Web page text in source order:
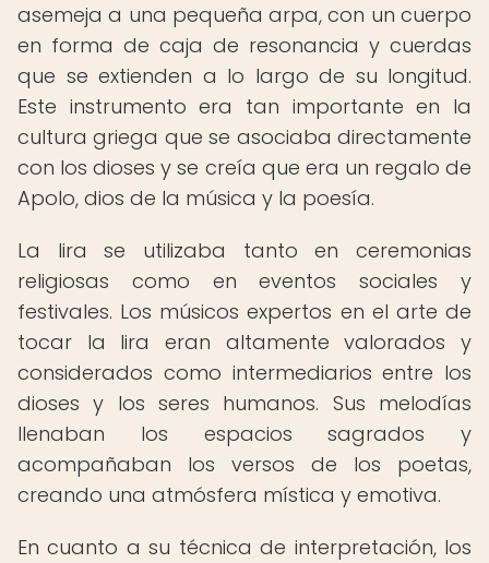
asemeja a una pequeña arpa, con un cuerpo
en forma de caja de resonancia y cuerdas
que se extienden a lo largo de su longitud.
Este instrumento era tan importante en la
cultura griega que se asociaba directamente
con los dioses y se creía que era un regalo de
Apolo, dios de la música y la poesía.
La lira se utilizaba tanto en ceremonias
religiosas como en eventos sociales y
festivales. Los músicos expertos en el arte de
tocar la lira eran altamente valorados y
considerados como intermediarios entre los
dioses y los seres humanos. Sus melodías
llenaban los espacios sagrados y
acompañaban los versos de los poetas,
creando una atmósfera mística y emotiva.
En cuanto a su técnica de interpretación, los